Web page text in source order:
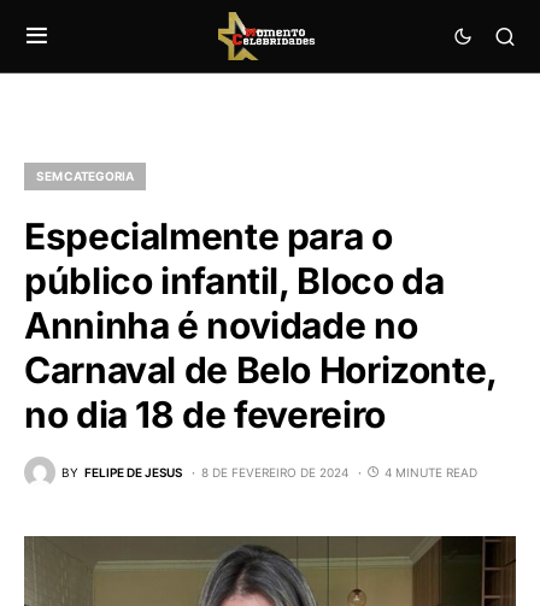
SEM CATEGORIA
Especialmente para o
público infantil, Bloco da
Anninha é novidade no
Carnaval de Belo Horizonte,
no dia 18 de fevereiro
BY FELIPE DE JESUS 8 DE FEVEREIRO DE 2024 4 MINUTE READ